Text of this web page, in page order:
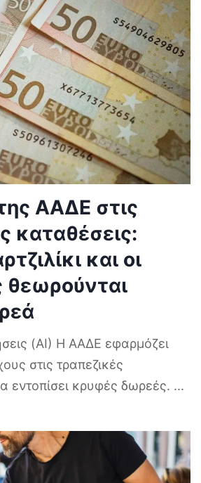
ΑΑΔΕ στις
καταθέσεις:
και οι
θεωρούνται
(AI) Η ΑΑΔΕ εφαρμόζει
στις τραπεζικές
εντοπίσει κρυφές δωρεές. ...